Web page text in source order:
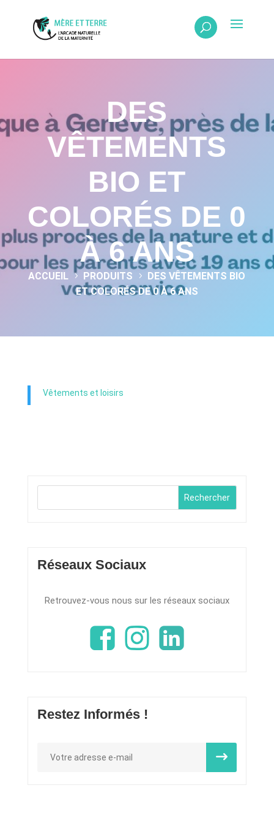
DES
VÊTEMENTS
BIO ET
COLORÉS DE 0
À 6 ANS
ACCUEIL 5 PRODUITS 5
DES VÊTEMENTS BIO
ET COLORÉS DE 0 À 6 ANS
Vêtements et loisirs
Rechercher
Réseaux Sociaux
Retrouvez-vous nous sur les réseaux sociaux
Restez Informés !